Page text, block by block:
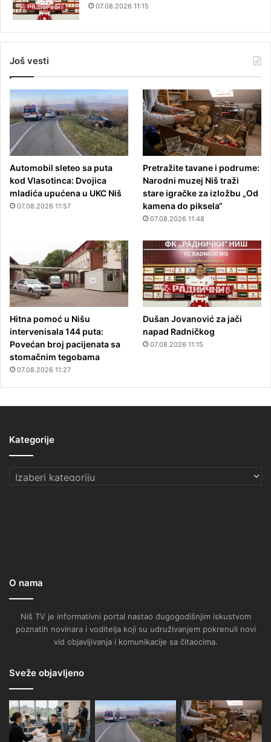
07.08.2026 11:15
Još vesti
Automobil sleteo sa puta
kod Vlasotinca: Dvojica
mladića upućena u UKC Niš
07.08.2026 11:57
Pretražite tavane i podrume:
Narodni muzej Niš traži
stare igračke za izložbu „Od
kamena do piksela“
07.08.2026 11:48
Hitna pomoć u Nišu
intervenisala 144 puta:
Povećan broj pacijenata sa
stomačnim tegobama
07.08.2026 11:27
Dušan Jovanović za jači
napad Radničkog
07.08.2026 11:15
Kategorije
Kategorije
O nama
Niš TV je informativni portal nastao dugogodišnjim iskustvom
poznatih novinara i voditelja koji su udruživanjem pokrenuli novi
vid objavljivanja i komunikacije sa čitaocima.
Sveže objavljeno